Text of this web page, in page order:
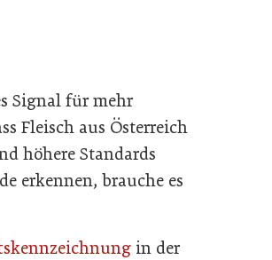
Signal für mehr
Fleisch aus Österreich
höhere Standards
erkennen, brauche es
in der